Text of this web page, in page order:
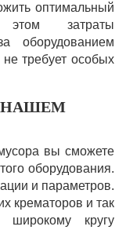
оптимальный
затраты
оборудованием
требует особых
НАШЕМ
вы сможете
оборудования.
и параметров.
крематоров и так
широкому кругу